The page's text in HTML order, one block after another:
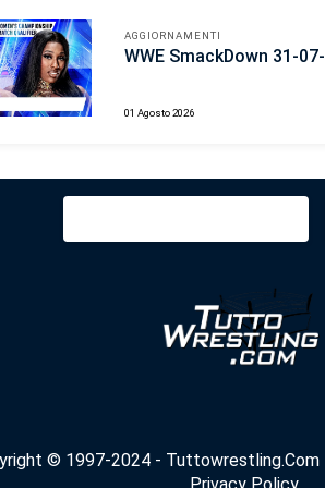
AGGIORNAMENTI
WWE SmackDown 31-
01 Agosto 2026
Ricerca
© 1997-2024 - Tuttowrestling.Com